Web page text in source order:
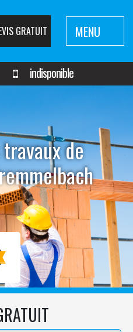
GRATUIT MENU
indisponible
de